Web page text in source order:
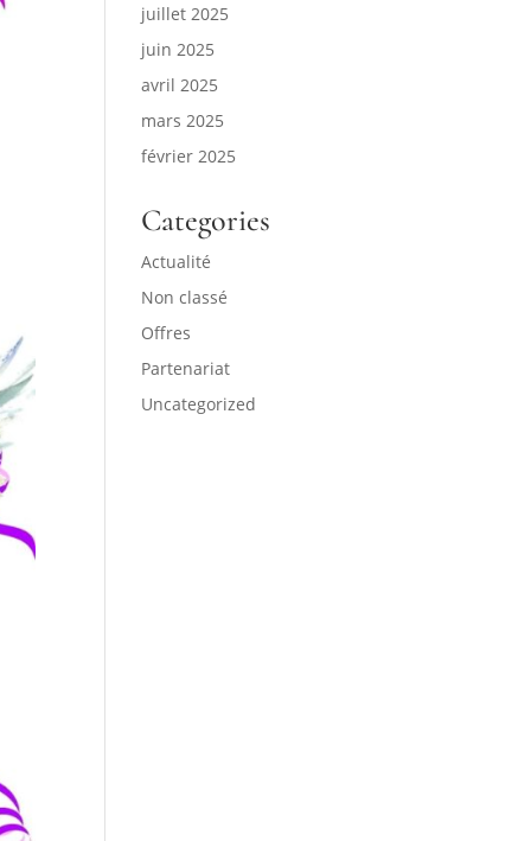
juillet 2025
juin 2025
avril 2025
mars 2025
février 2025
Categories
Actualité
Non classé
Offres
Partenariat
Uncategorized